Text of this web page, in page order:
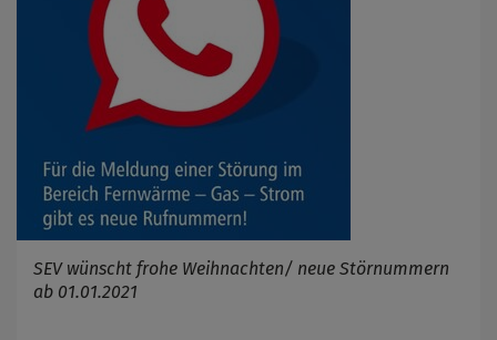
SEV wünscht frohe Weihnachten/ neue Störnummern
ab 01.01.2021